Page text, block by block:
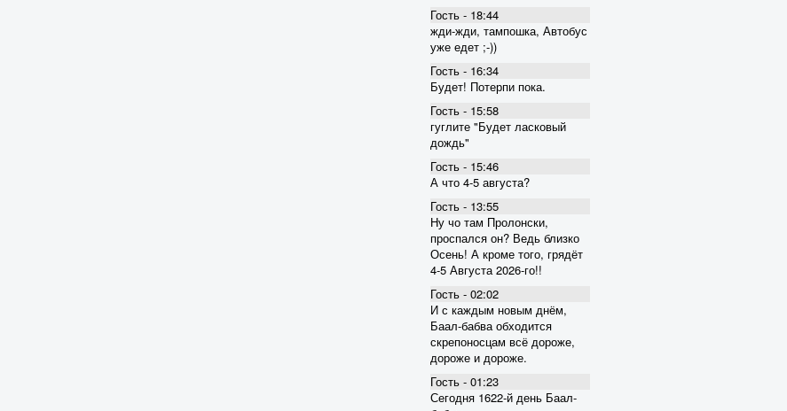
Гость - 18:44
жди-жди, тампошка, Автобус
уже едет ;-))
Гость - 16:34
Будет! Потерпи пока.
Гость - 15:58
гуглите "Будет ласковый
дождь"
Гость - 15:46
А что 4-5 августа?
Гость - 13:55
Ну чо там Пролонски,
проспался он? Ведь близко
Осень! А кроме того, грядёт
4-5 Августа 2026-го!!
Гость - 02:02
И с каждым новым днём,
Баал-бабва обходится
скрепоносцам всё дороже,
дороже и дороже.
Гость - 01:23
Сегодня 1622-й день Баал-